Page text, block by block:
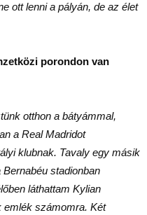
ott lenni a pályán, de az élet
porondon van
otthon a bátyámmal,
a Real Madridot
klubnak. Tavaly egy másik
stadionban
láthattam Kylian
emlék számomra. Két